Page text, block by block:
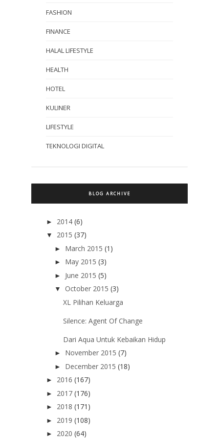
FASHION
FINANCE
HALAL LIFESTYLE
HEALTH
HOTEL
KULINER
LIFESTYLE
TEKNOLOGI DIGITAL
BLOG ARCHIVE
► 2014 (6)
▼ 2015 (37)
► March 2015 (1)
► May 2015 (3)
► June 2015 (5)
▼ October 2015 (3)
XL Pilihan Keluarga
Silence: Agent Of Change
Dari Aqua Untuk Kebaikan Hidup
► November 2015 (7)
► December 2015 (18)
► 2016 (167)
► 2017 (176)
► 2018 (171)
► 2019 (108)
► 2020 (64)